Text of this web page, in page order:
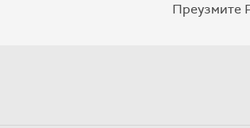
Преузмите